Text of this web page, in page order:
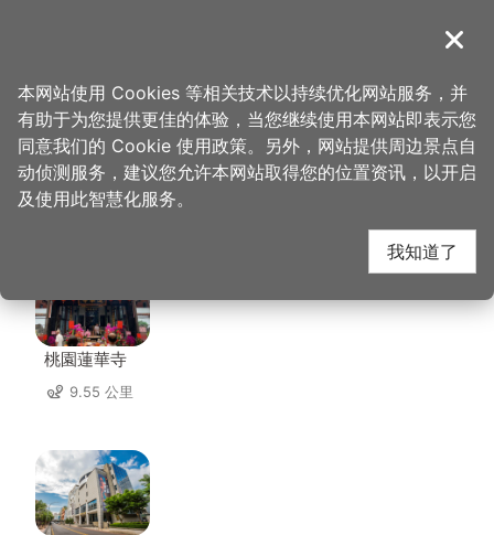
導覽
首页 > 想去的地方 > 美食、购物 > 乡味米干
乡味米干 周边景点
桃園蓮華寺
9.55 公里
关闭
本网站使用 Cookies 等相关技术以持续优化网站服务，并
有助于为您提供更佳的体验，当您继续使用本网站即表示您
同意我们的 Cookie 使用政策。另外，网站提供周边景点自
动侦测服务，建议您允许本网站取得您的位置资讯，以开启
及使用此智慧化服务。
我知道了